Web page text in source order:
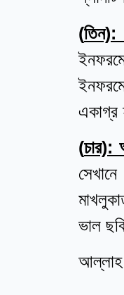
(তিন):
একাগ্র
(চার):
ভাল
আল্লাহ